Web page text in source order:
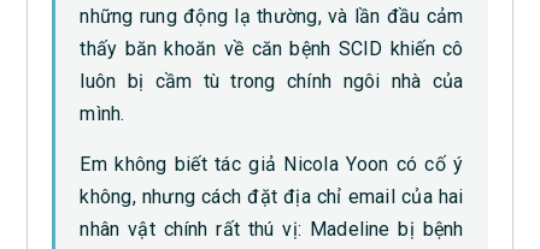
những rung động lạ thường, và lần đầu cảm
thấy băn khoăn về căn bệnh SCID khiến cô
luôn bị cầm tù trong chính ngôi nhà của
mình.
Em không biết tác giả Nicola Yoon có cố ý
không, nhưng cách đặt địa chỉ email của hai
nhân vật chính rất thú vị: Madeline bị bệnh